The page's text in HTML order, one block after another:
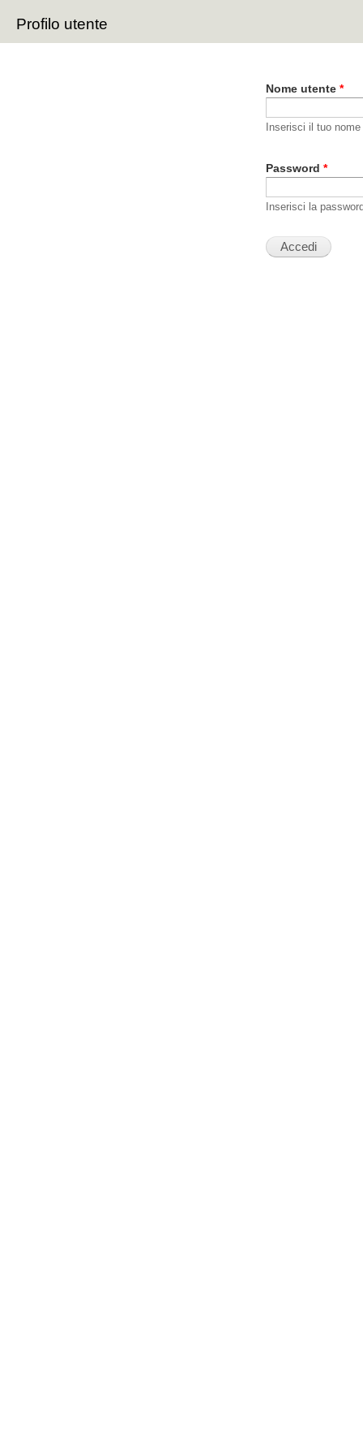
Profilo utente
Schede primarie
Nome utente *
Inserisci il tuo
Password *
Inserisci la